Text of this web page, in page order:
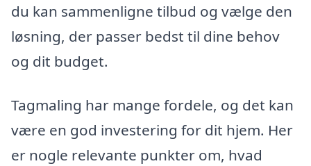
du kan sammenligne tilbud og vælge den
løsning, der passer bedst til dine behov
og dit budget.
Tagmaling har mange fordele, og det kan
være en god investering for dit hjem. Her
er nogle relevante punkter om, hvad